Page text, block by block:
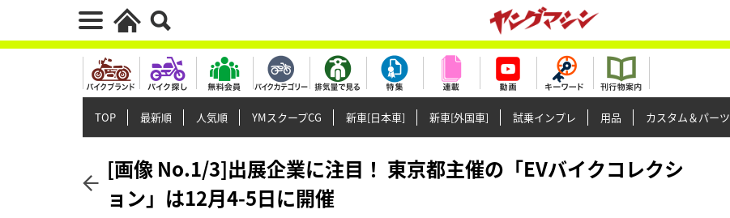
TOP 最新順 人気順 YMスクープCG 新車[日本車] 新車[外国車] 試乗インプレ 用品 カスタム＆パーツ
[画像 No.1/3]出展企業に注目！ 東京都主催の「EVバイクコレクシ
ョン」は12月4-5日に開催